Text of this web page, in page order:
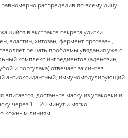
распределив по всему лицу.
в экстракте секрета улитки
эластин, хитозан, фермент протеазы,
решать проблемы увядания уже с
комплекс ингредиентов (аденозин,
и портулака) отвечает за синтез
антиоксидантный, иммуномодулирующий
достаньте маску из упаковки и
через 15–20 минут и мягко
кожным линиям.